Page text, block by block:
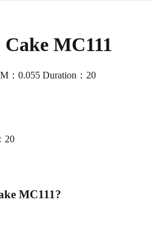
MC111
：0.055 Duration：20
20
MC111?